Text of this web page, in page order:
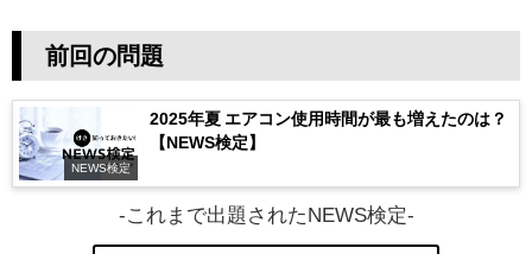
前回の問題
NEWS検定
2025年夏 エアコン使用時間が最も増えたのは？
【NEWS検定】
-これまで出題されたNEWS検定-